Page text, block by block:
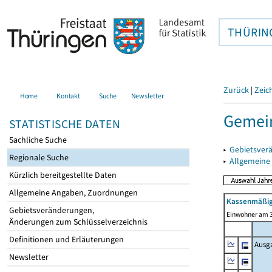
Home Kontakt Suche Newsletter
STATISTISCHE DATEN
Sachliche Suche
Regionale Suche
Kürzlich bereitgestellte Daten
Allgemeine Angaben, Zuordnungen
Gebietsveränderungen,
Änderungen zum Schlüsselverzeichnis
Definitionen und Erläuterungen
Newsletter
Zurück |
▸
▸
Einwohner am